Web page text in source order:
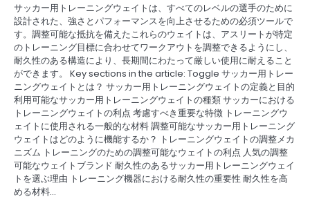
サッカー用トレーニングウェイトは、すべてのレベルの選手のために
設計された、強さとパフォーマンスを向上させるための必須ツールで
す。調整可能な抵抗を備えたこれらのウェイトは、アスリートが特定
のトレーニング目標に合わせてワークアウトを調整できるようにし、
耐久性のある構造により、長期間にわたって厳しい使用に耐えること
ができます。 Key sections in the article: Toggle サッカー用トレー
ニングウェイトとは？ サッカー用トレーニングウェイトの定義と目的
利用可能なサッカー用トレーニングウェイトの種類 サッカーにおける
トレーニングウェイトの利点 考慮すべき重要な特徴 トレーニングウ
ェイトに使用される一般的な材料 調整可能なサッカー用トレーニング
ウェイトはどのように機能するか？ トレーニングウェイトの調整メカ
ニズム トレーニングのための調整可能なウェイトの利点 人気の調整
可能なウェイトブランド 耐久性のあるサッカー用トレーニングウェイ
トを選ぶ理由 トレーニング機器における耐久性の重要性 耐久性を高
める材料…